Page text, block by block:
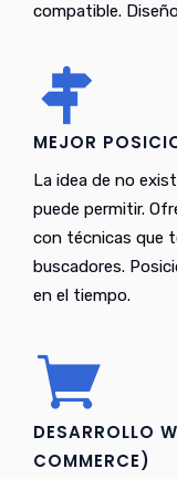
compatible.
MEJOR
La idea de no
puede permitir.
con técnicas que
buscadores.
en el tiempo.
DESARROLLO
COMMERCE)